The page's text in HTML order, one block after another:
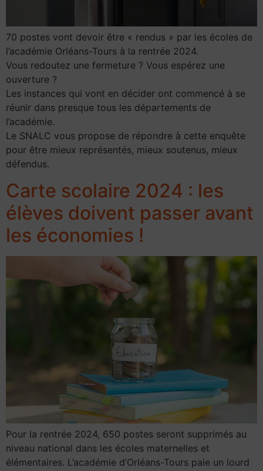
70 postes vont devoir être « rendus » par les écoles de
l’académie Orléans-Tours à la rentrée 2024.
Vous redoutez une fermeture ? Vous espérez une
ouverture ?
Les instances qui vont en décider ont commencé à se
réunir dans presque tous les départements de
l’académie.
Le SNALC vous propose de répondre à cette enquête
pour être mieux représentés, mieux soutenus, mieux
défendus.
Carte scolaire 2024 : les
élèves doivent passer avant
les économies !
Pour la rentrée 2024, 650 postes seront supprimés au
niveau national dans les écoles maternelles et
élémentaires. L’académie d’Orléans-Tours paie un lourd